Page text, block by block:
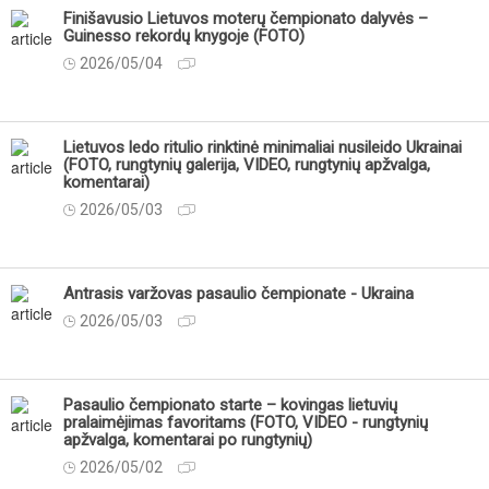
Finišavusio Lietuvos moterų čempionato dalyvės –
Guinesso rekordų knygoje (FOTO)
2026/05/04
Lietuvos ledo ritulio rinktinė minimaliai nusileido Ukrainai
(FOTO, rungtynių galerija, VIDEO, rungtynių apžvalga,
komentarai)
2026/05/03
Antrasis varžovas pasaulio čempionate - Ukraina
2026/05/03
Pasaulio čempionato starte – kovingas lietuvių
pralaimėjimas favoritams (FOTO, VIDEO - rungtynių
apžvalga, komentarai po rungtynių)
2026/05/02